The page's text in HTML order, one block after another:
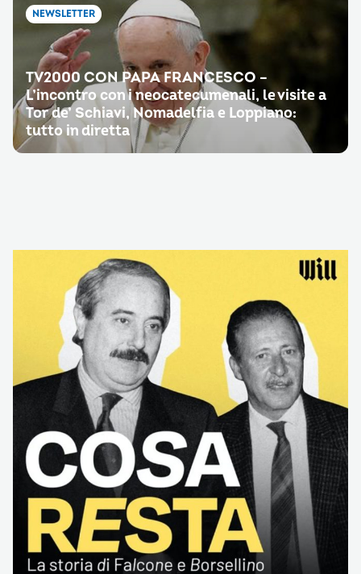
NEWSLETTER
TV2000 CON PAPA FRANCESCO –
L’incontro con i neocatecumenali, le visite a
Tor de’ Schiavi, Nomadelfia e Loppiano:
tutto in diretta